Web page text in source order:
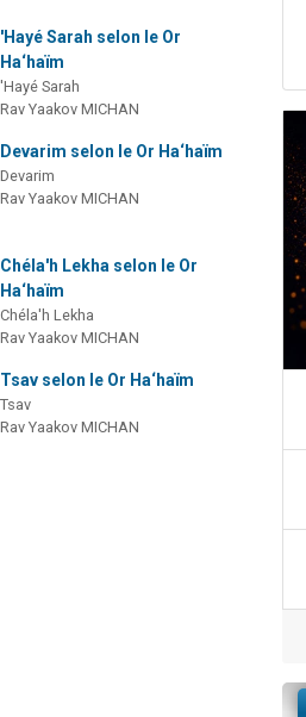
'Hayé Sarah selon le Or
Ha‘haïm
'Hayé Sarah
Rav Yaakov MICHAN
Devarim selon le Or Ha‘haïm
Devarim
Rav Yaakov MICHAN
Chéla'h Lekha selon le Or
Ha‘haïm
Chéla'h Lekha
Rav Yaakov MICHAN
Tsav selon le Or Ha‘haïm
Tsav
Rav Yaakov MICHAN